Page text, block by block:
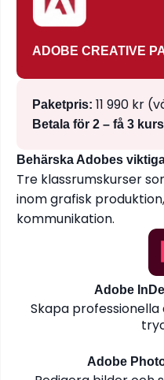
ADOBE CREATIVE
Paketpris: 11 990 kr
Betala för 2 – få 3
Behärska Adobes
Tre klassrumskurser
inom grafisk
kommunikation.
Adobe
Skapa
Adobe